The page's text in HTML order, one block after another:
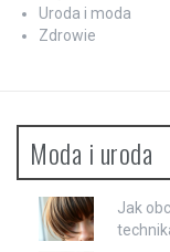
Uroda i moda
Zdrowie
Moda i uroda
Jak